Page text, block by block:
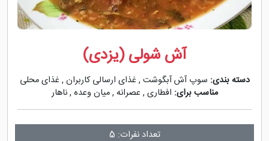
آش شولی (یزدی)
دسته بندی: سوپ آش آبگوشت , غذای ارسالی کاربران , غذای محلی
مناسب برای: افطاری , عصرانه ,میان وعده ,ناهار
تعداد نفرات: 5